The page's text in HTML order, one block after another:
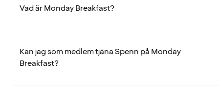
Vad är Monday Breakfast?
Kan jag som medlem tjäna Spenn på Monday
Breakfast?